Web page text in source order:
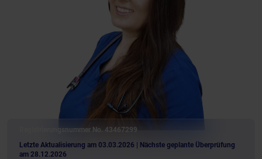
Letzte Aktualisierung am 03.03.2026
| Nächste geplante Überprüfung
am 28.12.2026
Registrierungsnummer No. 43467299